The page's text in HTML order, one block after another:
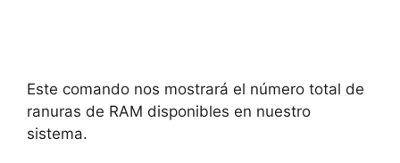
Este comando nos mostrará el número total de
ranuras de RAM disponibles en nuestro
sistema.